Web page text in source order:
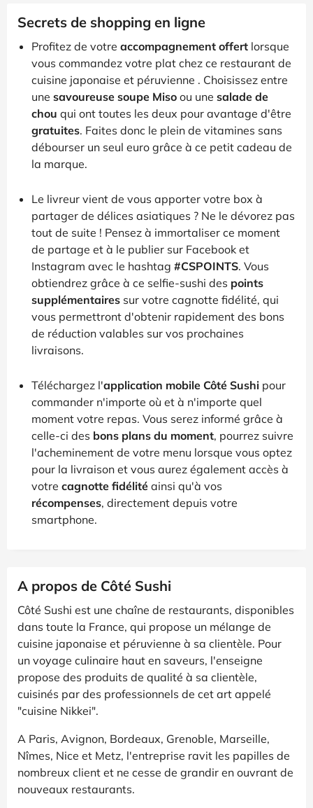
Secrets de shopping en ligne
Profitez de votre accompagnement offert lorsque
vous commandez votre plat chez ce restaurant de
cuisine japonaise et péruvienne . Choisissez entre
une savoureuse soupe Miso ou une salade de
chou qui ont toutes les deux pour avantage d'être
gratuites. Faites donc le plein de vitamines sans
débourser un seul euro grâce à ce petit cadeau de
la marque.
Le livreur vient de vous apporter votre box à
partager de délices asiatiques ? Ne le dévorez pas
tout de suite ! Pensez à immortaliser ce moment
de partage et à le publier sur Facebook et
Instagram avec le hashtag #CSPOINTS. Vous
obtiendrez grâce à ce selfie-sushi des points
supplémentaires sur votre cagnotte fidélité, qui
vous permettront d'obtenir rapidement des bons
de réduction valables sur vos prochaines
livraisons.
Téléchargez l'application mobile Côté Sushi pour
commander n'importe où et à n'importe quel
moment votre repas. Vous serez informé grâce à
celle-ci des bons plans du moment, pourrez suivre
l'acheminement de votre menu lorsque vous optez
pour la livraison et vous aurez également accès à
votre cagnotte fidélité ainsi qu'à vos
récompenses, directement depuis votre
smartphone.
A propos de Côté Sushi
Côté Sushi est une chaîne de restaurants, disponibles
dans toute la France, qui propose un mélange de
cuisine japonaise et péruvienne à sa clientèle. Pour
un voyage culinaire haut en saveurs, l'enseigne
propose des produits de qualité à sa clientèle,
cuisinés par des professionnels de cet art appelé
"cuisine Nikkei".
A Paris, Avignon, Bordeaux, Grenoble, Marseille,
Nîmes, Nice et Metz, l'entreprise ravit les papilles de
nombreux client et ne cesse de grandir en ouvrant de
nouveaux restaurants.